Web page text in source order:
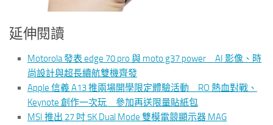
延伸閱讀
Motorola 發表 edge 70 pro 與 moto g37 power AI 影像、時
尚設計與超長續航雙機齊發
Apple 信義 A13 推兩場開學限定體驗活動 RO 熱血對戰、
Keynote 創作一次玩 參加再送限量貼紙包
MSI 推出 27 吋 5K Dual Mode 雙模電競顯示器 MAG